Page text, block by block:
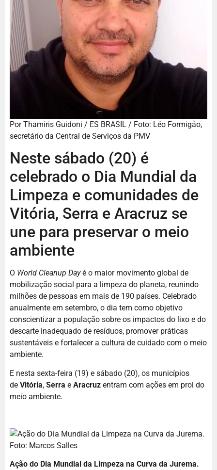
Por Thamiris Guidoni / ES BRASIL / Foto: Léo Formigão,
secretário da Central de Serviços da PMV
Neste sábado (20) é
celebrado o Dia Mundial da
Limpeza e comunidades de
Vitória, Serra e Aracruz se
une para preservar o meio
ambiente
O World Cleanup Dayé o maior movimento global de
mobilização social para a limpeza do planeta, reunindo
milhões de pessoas em mais de 190 países. Celebrado
anualmente em setembro, o dia tem como objetivo
conscientizar a população sobre os impactos do lixo e do
descarte inadequado de resíduos, promover práticas
sustentáveis e fortalecer a cultura de cuidado com o meio
ambiente.
E nesta sexta-feira (19) e sábado (20), os municípios
de Vitória, Serra e Aracruz entram com ações em prol do
meio ambiente.
Ação do Dia Mundial da Limpeza na Curva da Jurema.